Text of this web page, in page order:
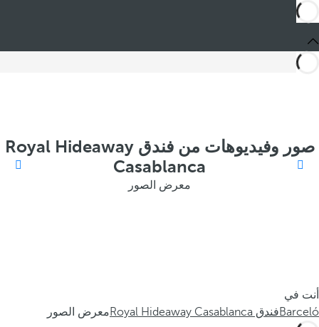
صور وفيديوهات من فندق Royal Hideaway
Casablanca
معرض الصور
أنت في
Barcelóفندق Royal Hideaway Casablanca معرض الصور